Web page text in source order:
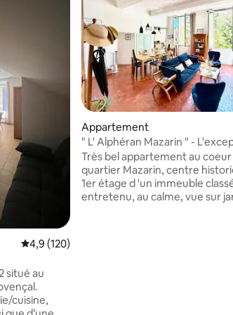
commentaires : 5 sur 5
Évaluation moyenne sur la base de 120
4,9 (120)
situé au
cuisine,
Appartement
" L' Alphéran Mazarin " -
historique
Très bel appartement au coeur
quartier Mazarin, centre
1er étage d 'un immeuble
entretenu, au calme, vue sur